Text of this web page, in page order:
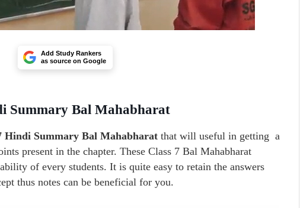
Add Study Rankers
as source on Google
Summary Bal Mahabharat
7 Hindi Summary Bal Mahabharat that will useful in getting a
present in the chapter. These Class 7 Bal Mahabharat
of every students. It is quite easy to retain the answers
thus notes can be beneficial for you.